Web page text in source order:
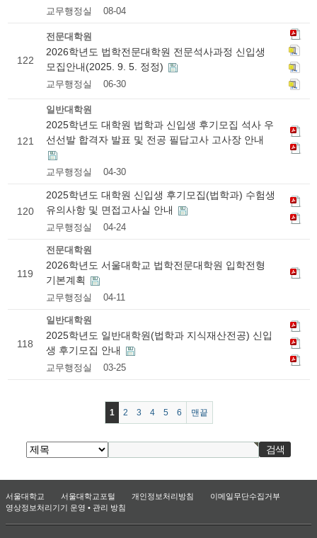
교무행정실 08-04
122
전문대학원
2026학년도 법학전문대학원 전문석사과정 신입생
모집안내(2025. 9. 5. 정정)
교무행정실 06-30
121
일반대학원
2025학년도 대학원 법학과 신입생 후기모집 석사 우
선선발 합격자 발표 및 전공 필답고사 고사장 안내
교무행정실 04-30
120
2025학년도 대학원 신입생 후기모집(법학과) 수험생
유의사항 및 면접고사실 안내
교무행정실 04-24
119
전문대학원
2026학년도 서울대학교 법학전문대학원 입학전형
기본계획
교무행정실 04-11
118
일반대학원
2025학년도 일반대학원(법학과 지식재산전공) 신입
생 후기모집 안내
교무행정실 03-25
1 2 3 4 5 6 맨끝
서울대학교 서울대학교포털 개인정보처리방침
이메일무단수집거부
영상정보처리기기 운영 • 관리 방침